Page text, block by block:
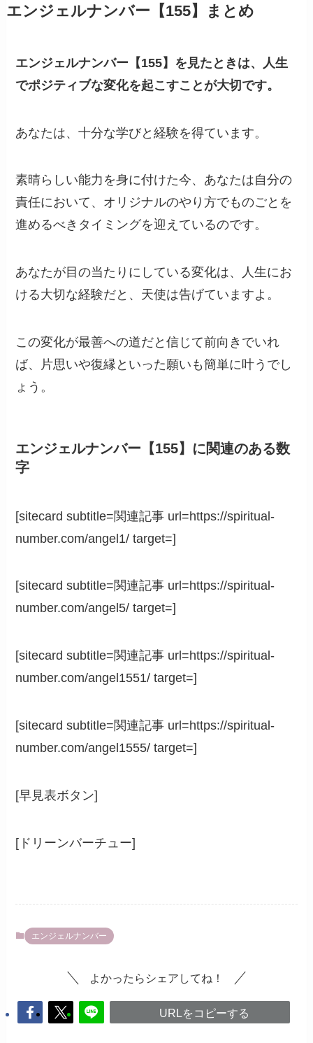
エンジェルナンバー【155】まとめ
エンジェルナンバー【155】を見たときは、人生
でポジティブな変化を起こすことが大切です。
あなたは、十分な学びと経験を得ています。
素晴らしい能力を身に付けた今、あなたは自分の
責任において、オリジナルのやり方でものごとを
進めるべきタイミングを迎えているのです。
あなたが目の当たりにしている変化は、人生にお
ける大切な経験だと、天使は告げていますよ。
この変化が最善への道だと信じて前向きでいれ
ば、片思いや復縁といった願いも簡単に叶うでし
ょう。
エンジェルナンバー【155】に関連のある数
字
[sitecard subtitle=関連記事 url=https://spiritual-
number.com/angel1/ target=]
[sitecard subtitle=関連記事 url=https://spiritual-
number.com/angel5/ target=]
[sitecard subtitle=関連記事 url=https://spiritual-
number.com/angel1551/ target=]
[sitecard subtitle=関連記事 url=https://spiritual-
number.com/angel1555/ target=]
[早見表ボタン]
[ドリーンバーチュー]
エンジェルナンバー
よかったらシェアしてね！
URLをコピーする